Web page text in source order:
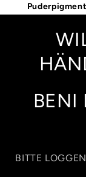
BENI
BITTE